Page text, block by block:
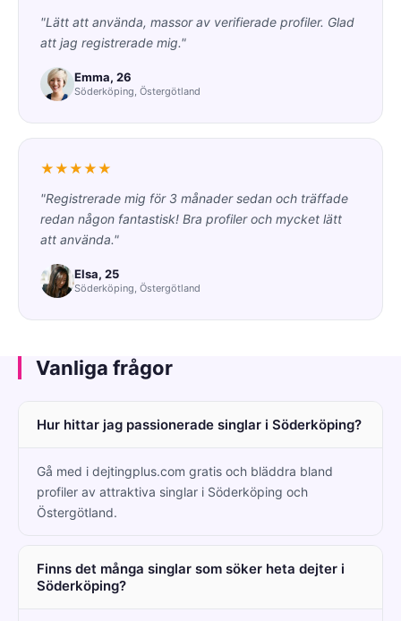
"Lätt att använda, massor av verifierade profiler. Glad
att jag registrerade mig."
Emma, 26
Söderköping, Östergötland
★★★★★
"Registrerade mig för 3 månader sedan och träffade
redan någon fantastisk! Bra profiler och mycket lätt
att använda."
Elsa, 25
Söderköping, Östergötland
Vanliga frågor
Hur hittar jag passionerade singlar i Söderköping?
Gå med i dejtingplus.com gratis och bläddra bland
profiler av attraktiva singlar i Söderköping och
Östergötland.
Finns det många singlar som söker heta dejter i
Söderköping?